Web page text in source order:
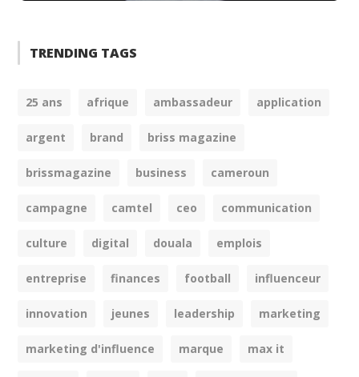
TRENDING TAGS
25 ans afrique ambassadeur application
argent brand briss magazine
brissmagazine business cameroun
campagne camtel ceo communication
culture digital douala emplois
entreprise finances football influenceur
innovation jeunes leadership marketing
marketing d'influence marque max it